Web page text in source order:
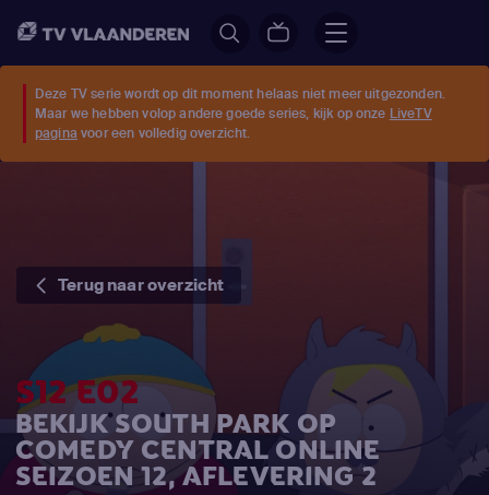
Deze TV serie wordt op dit moment helaas niet meer uitgezonden.
Maar we hebben volop andere goede series, kijk op onze LiveTV
pagina voor een volledig overzicht.
Terug naar overzicht
S12 E02
BEKIJK SOUTH PARK OP
COMEDY CENTRAL ONLINE
SEIZOEN 12, AFLEVERING 2